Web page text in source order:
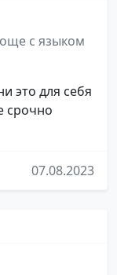
с языком
это для себя
срочно
07.08.2023